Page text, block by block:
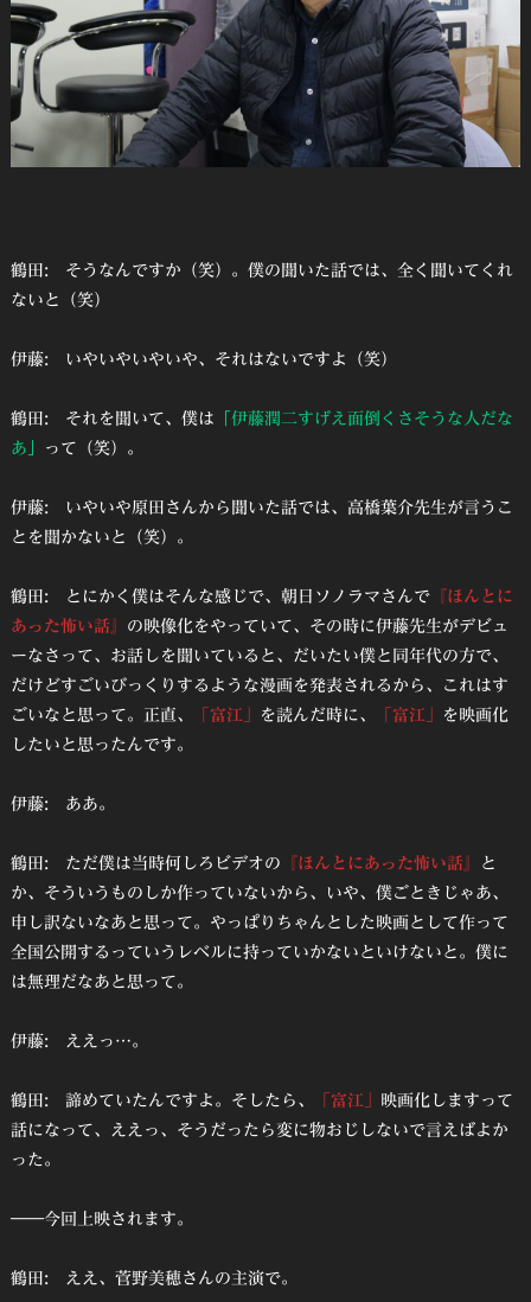
鶴田: そうなんですか（笑）。僕の聞いた話では、全く聞いてくれ
ないと（笑）
伊藤: いやいやいやいや、それはないですよ（笑）
鶴田: それを聞いて、僕は 「伊藤潤二すげえ面倒くさそうな人だな
あ」
って（笑）。
伊藤: いやいや原田さんから聞いた話では、高橋葉介先生が言うこ
とを聞かないと（笑）。
鶴田: とにかく僕はそんな感じで、朝日ソノラマさんで『ほんとに
あった怖い話』 の映像化をやっていて、その時に伊藤先生がデビュ
ーなさって、お話しを聞いていると、だいたい僕と同年代の方で、
だけどすごいびっくりするような漫画を発表されるから、これはす
ごいなと思って。正直、
「富江」 を読んだ時に、 「富江」
を映画化
したいと思ったんです。
伊藤: ああ。
鶴田: ただ僕は当時何しろビデオの 『ほんとにあった怖い話』
と
か、そういうものしか作っていないから、いや、僕ごときじゃあ、
申し訳ないなあと思って。やっぱりちゃんとした映画として作って
全国公開するっていうレベルに持っていかないといけないと。僕に
は無理だなあと思って。
伊藤: ええっ…。
鶴田: 諦めていたんですよ。そしたら、 「富江」 映画化しますって
話になって、ええっ、そうだったら変に物おじしないで言えばよか
った。
――今回上映されます。
鶴田: ええ、菅野美穂さんの主演で。